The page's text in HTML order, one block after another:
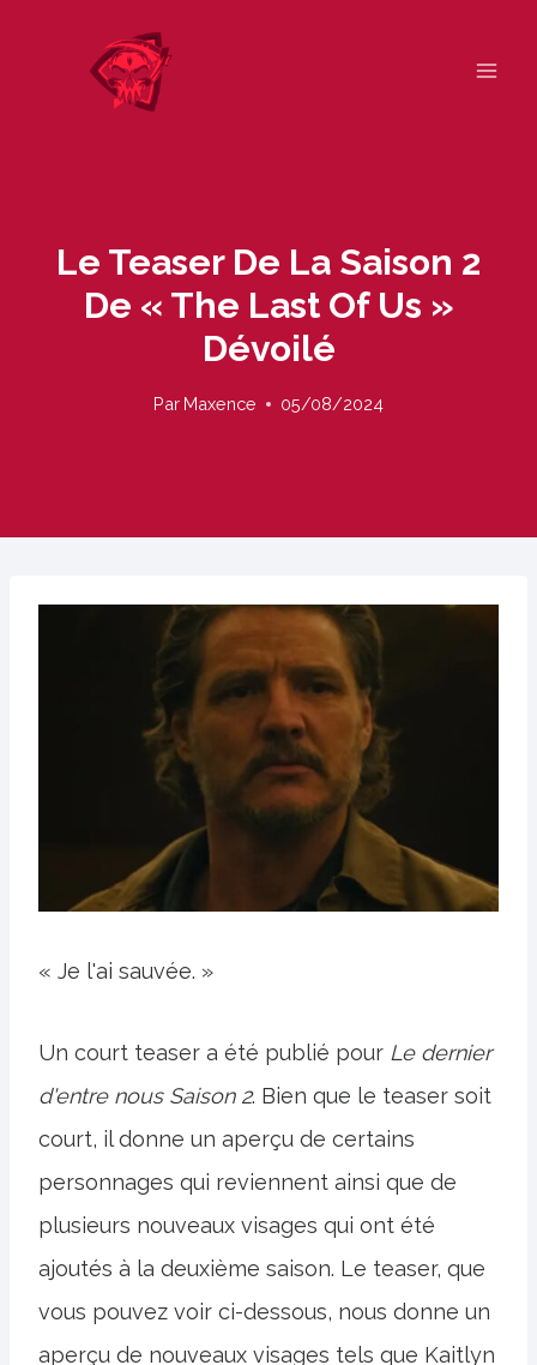
Le Teaser De La Saison 2
De « The Last Of Us »
Dévoilé
Par Maxence 05/08/2024
« Je l'ai sauvée. »
Un court teaser a été publié pour Le dernier
d'entre nous Saison 2. Bien que le teaser soit
court, il donne un aperçu de certains
personnages qui reviennent ainsi que de
plusieurs nouveaux visages qui ont été
ajoutés à la deuxième saison. Le teaser, que
vous pouvez voir ci-dessous, nous donne un
aperçu de nouveaux visages tels que Kaitlyn